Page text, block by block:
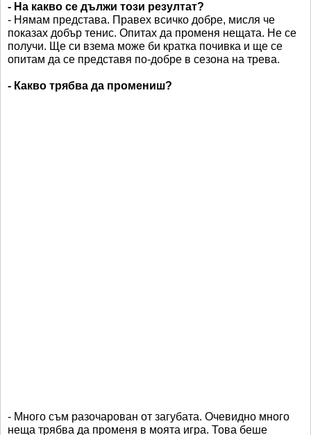
- На какво се дължи този резултат?
- Нямам представа. Правех всичко добре, мисля че
показах добър тенис. Опитах да променя нещата. Не се
получи. Ще си взема може би кратка почивка и ще се
опитам да се представя по-добре в сезона на трева.
- Какво трябва да промениш?
- Много съм разочарован от загубата. Очевидно много
неща трябва да променя в моята игра. Това беше